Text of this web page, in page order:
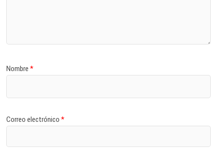
Nombre*
Correo electrónico*